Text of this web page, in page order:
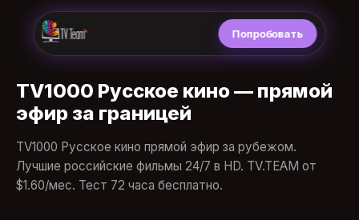
Попробовать
TV1000 Русское кино — прямой
эфир за границей
TV1000 Русское кино прямой эфир за рубежом.
Лучшие российские фильмы 24/7 в HD. TV.TEAM от
$1.60/мес. Тест 72 часа бесплатно.